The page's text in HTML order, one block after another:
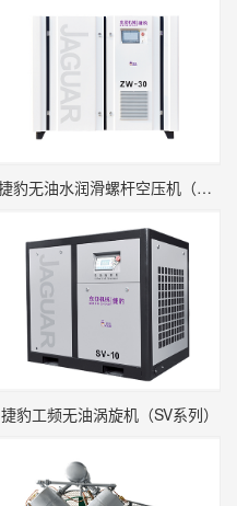
捷豹无油水润滑螺杆空压机（ZW系列）
捷豹工频无油涡旋机（SV系列）